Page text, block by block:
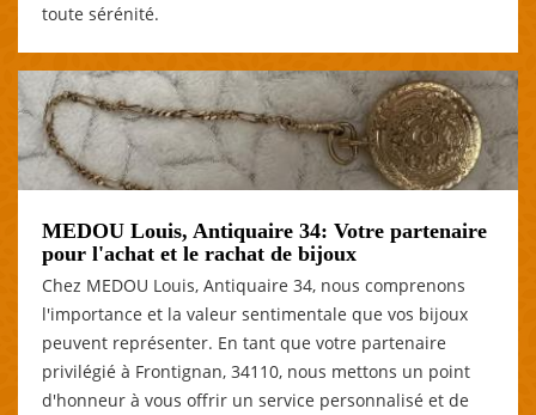
toute sérénité.
MEDOU Louis, Antiquaire 34: Votre partenaire
pour l'achat et le rachat de bijoux
Chez MEDOU Louis, Antiquaire 34, nous comprenons
l'importance et la valeur sentimentale que vos bijoux
peuvent représenter. En tant que votre partenaire
privilégié à Frontignan, 34110, nous mettons un point
d'honneur à vous offrir un service personnalisé et de